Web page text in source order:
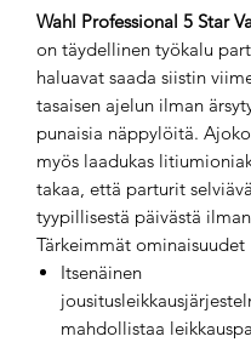
Wahl Professional 5 Star
on täydellinen työkalu
haluavat saada siistin
tasaisen ajelun ilman
punaisia näppylöitä.
myös laadukas
takaa, että parturit
tyypillisestä päivästä
Tärkeimmät ominaisuudet
Itsenäinen
mahdollistaa